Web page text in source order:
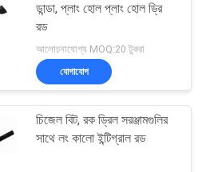
ডান্ডা, প্লাং হোল প্লাং হোল ড্রি
রড
আলোচনাযোগ্য MOQ:20 টুকরা
যোগাযোগ
চিজেল বিট, রক ড্রিল সরঞ্জামগুলির
সাথে লং কালো ইন্টিগ্রাল রড